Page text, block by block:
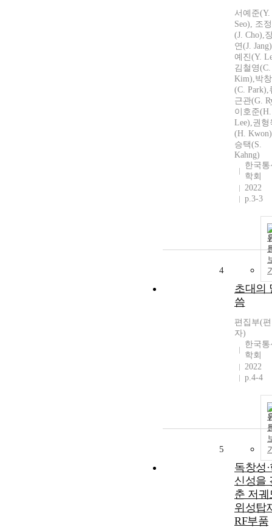
서예준(Y.
Seo), 조
(J. Cho),
연(J.
예진(Y.
김철영(C.
Kim),박
(C. Park),
근관(G.
이호준(H.
Lee),권형
(H.
승택(S.
Kahng)
한국통
학회
2022
p.3-3
4
초대의
씀
편집부(
자)
한국통
학회
2022
p.4-4
5
독창성
신성을
춘 저궤
위성탑
RF부품